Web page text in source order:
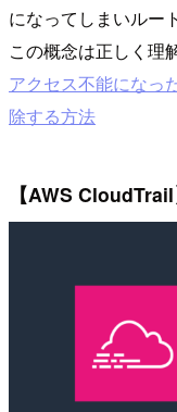
になってしまいルー
この概念は正しく理
アクセス不能になっ
除する方法
【AWS CloudTrail